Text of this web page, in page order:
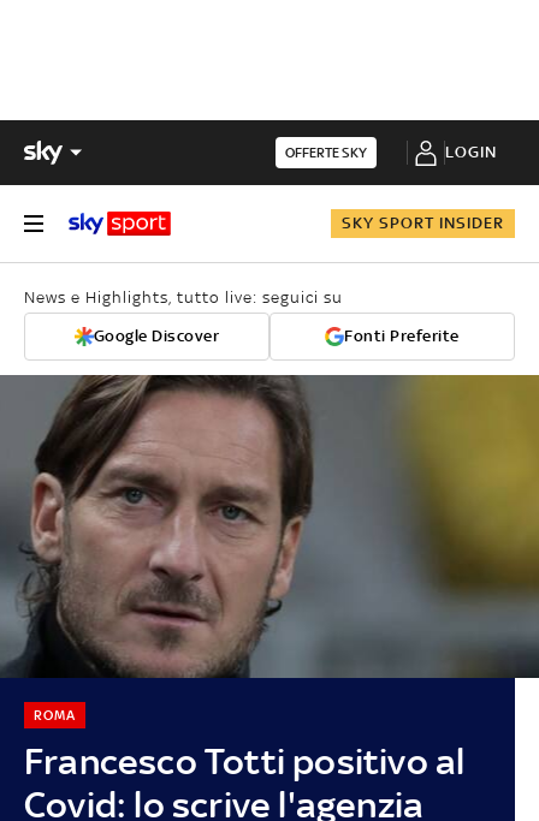
OFFERTE SKY LOGIN
SKY SPORT INSIDER
News e Highlights, tutto live: seguici su
Google Discover Fonti Preferite
Francesco Totti positivo al
Covid: lo scrive l'agenzia
ROMA